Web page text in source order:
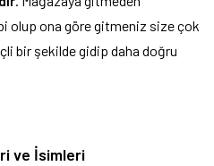
olup ona göre gitmeniz size çok
bir şekilde gidip daha doğru
ve İsimleri